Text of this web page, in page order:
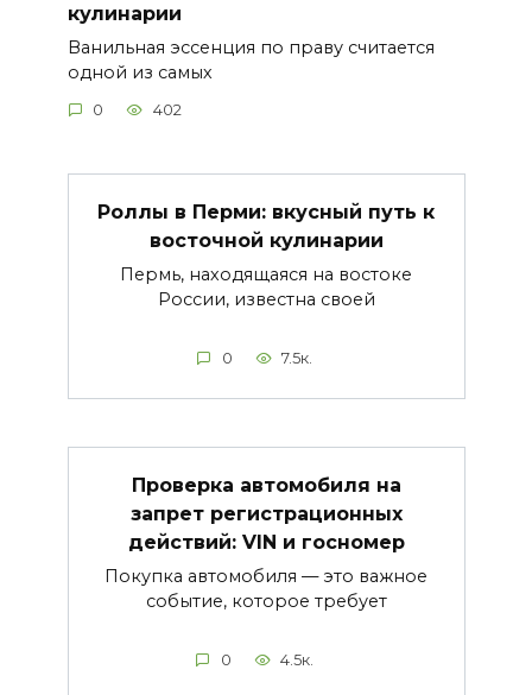
кулинарии
Ванильная эссенция по праву считается
одной из самых
0 402
Роллы в Перми: вкусный путь к
восточной кулинарии
Пермь, находящаяся на востоке
России, известна своей
0 7.5к.
Проверка автомобиля на
запрет регистрационных
действий: VIN и госномер
Покупка автомобиля — это важное
событие, которое требует
0 4.5к.